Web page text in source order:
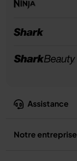
Assistance
Notre entreprise